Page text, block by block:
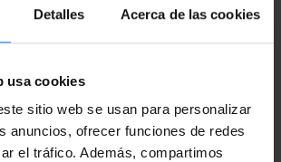
Detalles Acerca de las cookies
usa cookies
sitio web se usan para personalizar
anuncios, ofrecer funciones de redes
el tráfico. Además, compartimos